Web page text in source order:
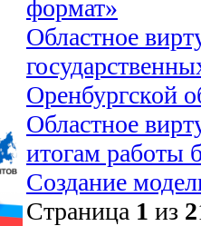
формат»
Областное
Оренбургской
Областное
итогам работы
Создание
Страница 1 из 2